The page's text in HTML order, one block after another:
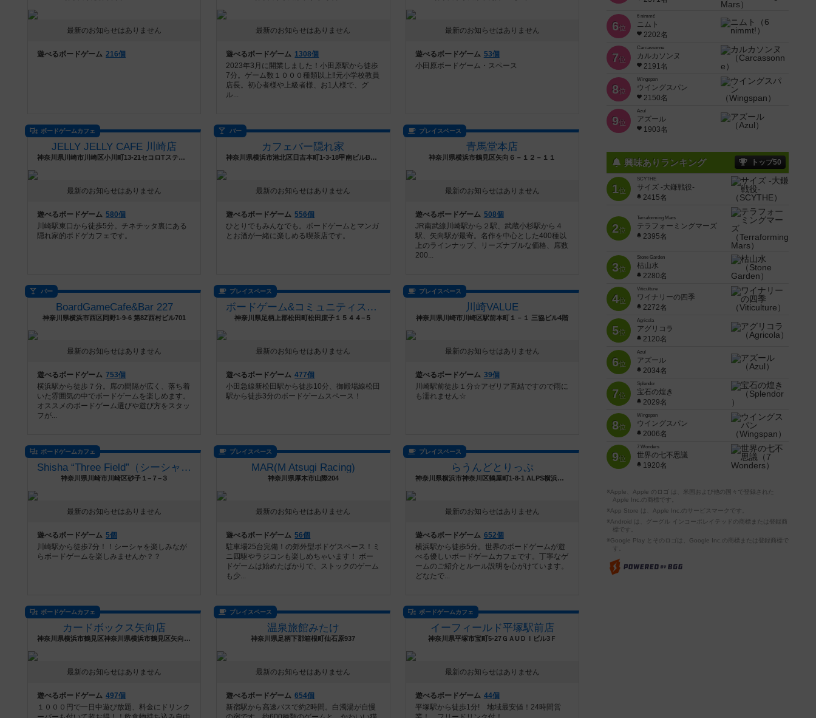
最新のお知らせはありません
遊べるボードゲーム 216個
最新のお知らせはありません
遊べるボードゲーム 1308個
2023年3月に開業しました！小田原駅から徒歩
7分。ゲーム数１０００種類以上‼️元小学校教員
店長。初心者様や上級者様、お1人様で、グ
ル...
最新のお知らせはありません
遊べるボードゲーム 53個
小田原ボードゲーム・スペース
ボードゲームカフェ
JELLY JELLY CAFE 川崎店
神奈川県川崎市川崎区小川町13-21セコロTステージ201
最新のお知らせはありません
遊べるボードゲーム 580個
川崎駅東口から徒歩5分。チネチッタ裏にある
隠れ家的ボドゲカフェです。
バー
カフェバー隠れ家
神奈川県横浜市港北区日吉本町1-3-18甲南ビルB1南号
最新のお知らせはありません
遊べるボードゲーム 556個
ひとりでもみんなでも。ボードゲームとマンガ
とお酒が一緒に楽しめる喫茶店です。
プレイスペース
青馬堂本店
神奈川県横浜市鶴見区矢向６－１２－１１
最新のお知らせはありません
遊べるボードゲーム 508個
JR南武線川崎駅から２駅、武蔵小杉駅から４
駅、矢向駅が最寄。名作を中心とした400種以
上のラインナップ、リーズナブルな価格、席数
200...
バー
BoardGameCafe&Bar 227
神奈川県横浜市西区岡野1-9-6 第8Z西村ビル701
最新のお知らせはありません
遊べるボードゲーム 753個
横浜駅から徒歩７分。席の間隔が広く、落ち着
いた雰囲気の中でボードゲームを楽しめます。
オススメのボードゲーム選びや遊び方をスタッ
フが...
プレイスペース
ボードゲーム&コミュニティスペース「松田村」（シャ：クレ）
神奈川県足柄上郡松田町松田庶子１５４４−５
最新のお知らせはありません
遊べるボードゲーム 477個
小田急線新松田駅から徒歩10分、御殿場線松田
駅から徒歩3分のボードゲームスペース！
プレイスペース
川崎VALUE
神奈川県川崎市川崎区駅前本町１－１ 三協ビル4階
最新のお知らせはありません
遊べるボードゲーム 39個
川崎駅前徒歩１分☆アゼリア直結ですので雨に
も濡れません☆
ボードゲームカフェ
Shisha “Three Field”（シーシャ/川崎）
神奈川県川崎市川崎区砂子１−７−３
最新のお知らせはありません
遊べるボードゲーム 5個
川崎駅から徒歩7分！！シーシャを楽しみなが
らボードゲームを楽しみませんか？？
プレイスペース
MAR(M Atsugi Racing)
神奈川県厚木市山際204
最新のお知らせはありません
遊べるボードゲーム 56個
駐車場25台完備！の郊外型ボドゲスペース！ミ
ニ四駆やラジコンも楽しめちゃいます！ ボー
ドゲームは始めたばかりで、ストックのゲーム
も少...
プレイスペース
らうんどとりっぷ
神奈川県横浜市神奈川区鶴屋町1-8-1 ALPS横浜ビル4F
最新のお知らせはありません
遊べるボードゲーム 652個
横浜駅から徒歩5分。世界のボードゲームが遊
べる優しいボードゲームカフェです。丁寧なゲ
ームのご紹介とルール説明を心がけています。
どなたで...
ボードゲームカフェ
カードボックス矢向店
神奈川県横浜市鶴見区神奈川県横浜市鶴見区矢向5－8－42
最新のお知らせはありません
遊べるボードゲーム 497個
１０００円で一日中遊び放題、料金にドリンク
プレイスペース
温泉旅館みたけ
神奈川県足柄下郡箱根町仙石原937
最新のお知らせはありません
遊べるボードゲーム 654個
新宿駅から高速バスで約2時間。白濁湯が自慢
ボードゲームカフェ
イーフィールド平塚駅前店
神奈川県平塚市宝町5-27ＧＡUＤＩビル3Ｆ
最新のお知らせはありません
遊べるボードゲーム 44個
平塚駅から徒歩1分! 地域最安値！24時間営
6位
6 nimmt!
ニムト
2202名
7位
Carcassonne
カルカソンヌ
2191名
8位
Wingspan
ウイングスパン
2150名
9位
Azul
アズール
1903名
興味ありランキング トップ50
1位
SCYTHE
サイズ -大鎌戦役-
2415名
2位
Terraforming Mars
テラフォーミングマーズ
2395名
3位
Stone Garden
枯山水
2280名
4位
Viticulture
ワイナリーの四季
2272名
5位
Agricola
アグリコラ
2120名
6位
Azul
アズール
2034名
7位
Splendor
宝石の煌き
2029名
8位
Wingspan
ウイングスパン
2006名
9位
7 Wonders
世界の七不思議
1920名
※Apple、Apple のロゴ は、米国および他の国々で登録された
Apple Inc.の商標です。
※App Store は、Apple Inc.のサービスマークです。
※Android は、グーグル インコーポレイテッドの商標または登録商
標です。
※Google Play とそのロゴは、Google Inc.の商標または登録商標で
す。